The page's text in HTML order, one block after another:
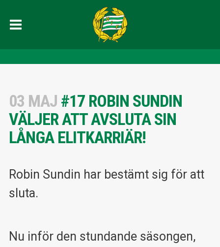
03 MAJ #17 ROBIN SUNDIN
VÄLJER ATT AVSLUTA SIN
LÅNGA ELITKARRIÄR!
Robin Sundin har bestämt sig för att
sluta.
Nu inför den stundande säsongen,